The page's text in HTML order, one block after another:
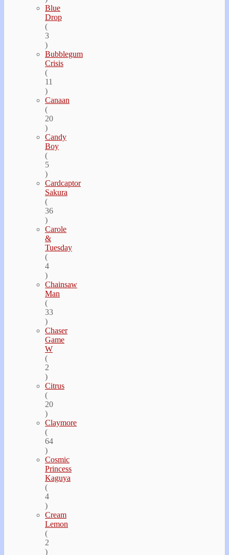
Blue
Drop
(
3
)
Bubblegum
Crisis
(
11
)
Canaan
(
20
)
Candy
Boy
(
5
)
Cardcaptor
Sakura
(
36
)
Carole
&
Tuesday
(
4
)
Chainsaw
Man
(
33
)
Chaser
Game
W
(
2
)
Citrus
(
20
)
Claymore
(
64
)
Cosmic
Princess
Kaguya
(
4
)
Cream
Lemon
(
2
)